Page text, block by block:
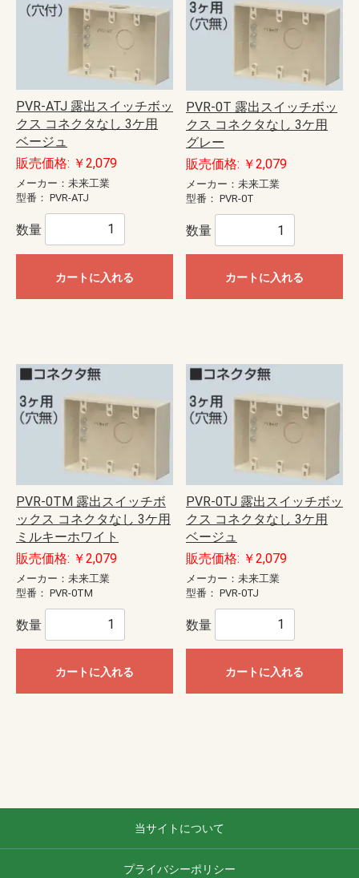
PVR-ATJ 露出スイッチボッ
クス コネクタなし 3ケ用
ベージュ
販売価格: ￥2,079
メーカー：未来工業
型番： PVR-ATJ
数量
カートに入れる
PVR-0T 露出スイッチボッ
クス コネクタなし 3ケ用
グレー
販売価格: ￥2,079
メーカー：未来工業
型番： PVR-0T
数量
カートに入れる
PVR-0TM 露出スイッチボ
ックス コネクタなし 3ケ用
ミルキーホワイト
販売価格: ￥2,079
メーカー：未来工業
型番： PVR-0TM
数量
カートに入れる
PVR-0TJ 露出スイッチボッ
クス コネクタなし 3ケ用
ベージュ
販売価格: ￥2,079
メーカー：未来工業
型番： PVR-0TJ
数量
カートに入れる
当サイトについて
プライバシーポリシー